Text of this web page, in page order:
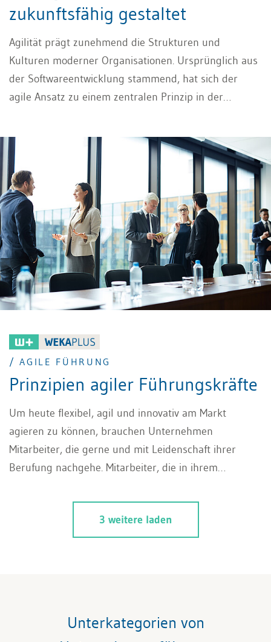
zukunftsfähig gestaltet
Agilität prägt zunehmend die Strukturen und
Kulturen moderner Organisationen. Ursprünglich aus
der Softwareentwicklung stammend, hat sich der
agile Ansatz zu einem zentralen Prinzip in der
und Tools. Sie braucht eine passende
Unternehmenskultur, neue Führungsrollen und die
Bereitschaft zum kontinuierlichen Wandel.
/ AGILE FÜHRUNG
Prinzipien agiler Führungskräfte
Um heute flexibel, agil und innovativ am Markt
agieren zu können, brauchen Unternehmen
Mitarbeiter, die gerne und mit Leidenschaft ihrer
Berufung nachgehe. Mitarbeiter, die in ihrem
und verantwortungsvoll handeln. Denn ein
wesentlicher Baustein für unternehmerischen Erfolg
sind zufriedene Mitarbeiter. Und eben diese
sie befähigt werden, eigene Entscheidungen zu
3 weitere laden
Unterkategorien von